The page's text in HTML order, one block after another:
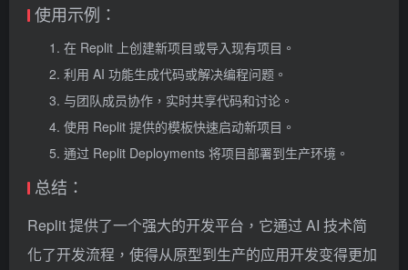
使用示例：
在 Replit 上创建新项目或导入现有项目。
利用 AI 功能生成代码或解决编程问题。
与团队成员协作，实时共享代码和讨论。
使用 Replit 提供的模板快速启动新项目。
通过 Replit Deployments 将项目部署到生产环境。
总结：
Replit 提供了一个强大的开发平台，它通过 AI 技术简
化了开发流程，使得从原型到生产的应用开发变得更加